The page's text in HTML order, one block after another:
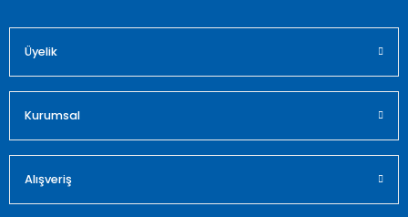
Üyelik
Kurumsal
Alışveriş